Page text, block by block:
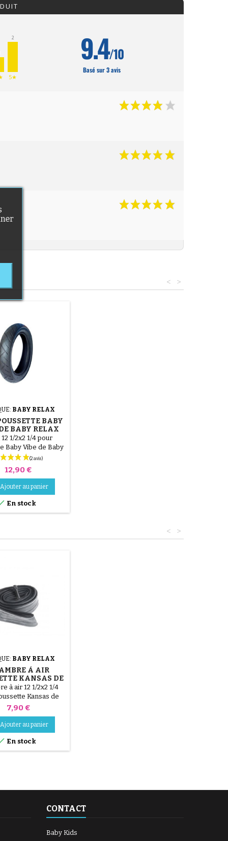
2
5★
9.4/10
Basé sur 3 avis
>
<
BABY RELAX
BABY
BABY RELAX
12 1/2x2 1/4 pour
Baby Vibe de Baby
Relax
Prix
12,90 €
Ajouter au panier
En stock
>
<
BABY RELAX
À AIR
KANSAS DE
RELAX
à air 12 1/2x2 1/4
Kansas de
Baby Relax
Prix
7,90 €
Ajouter au panier
En stock
CONTACT
Baby Kids